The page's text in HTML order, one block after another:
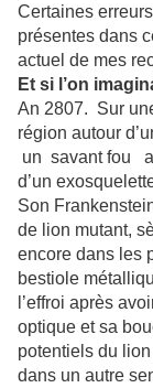
Certaines
présentes dans
actuel de mes
Et si l’on
An 2807. Sur
région autour
un savant fou a
d’un
Son
de lion mutant,
encore dans les
bestiole
l’effroi après
optique et sa
potentiels du
dans un autre